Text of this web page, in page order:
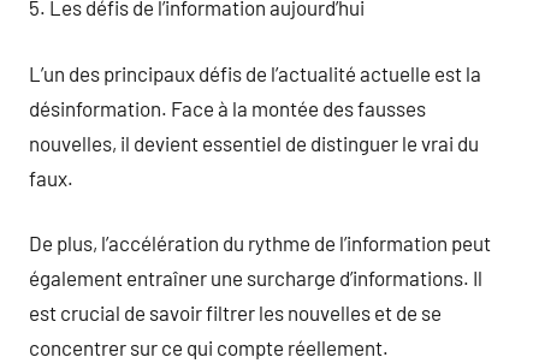
5. Les défis de l’information aujourd’hui
L’un des principaux défis de l’actualité actuelle est la
désinformation. Face à la montée des fausses
nouvelles, il devient essentiel de distinguer le vrai du
faux.
De plus, l’accélération du rythme de l’information peut
également entraîner une surcharge d’informations. Il
est crucial de savoir filtrer les nouvelles et de se
concentrer sur ce qui compte réellement.